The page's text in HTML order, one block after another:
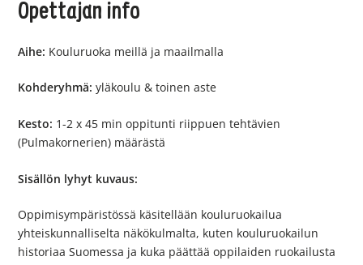
Opettajan info
Aihe: Kouluruoka meillä ja maailmalla
Kohderyhmä: yläkoulu & toinen aste
Kesto: 1-2 x 45 min oppitunti riippuen tehtävien
(Pulmakornerien) määrästä
Sisällön lyhyt kuvaus:
Oppimisympäristössä käsitellään kouluruokailua
yhteiskunnalliselta näkökulmalta, kuten kouluruokailun
historiaa Suomessa ja kuka päättää oppilaiden ruokailusta